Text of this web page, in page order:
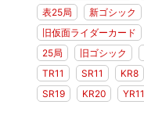
表25局
新ゴシック
旧仮面ライダーカード
25局
旧ゴシック
TR11
SR11 KR8
SR19
KR20 YR11